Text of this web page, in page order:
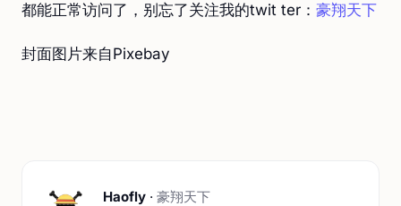
都能正常访问了，别忘了关注我的twit ter： 豪翔天下
封面图片来自Pixebay
Haofly · 豪翔天下